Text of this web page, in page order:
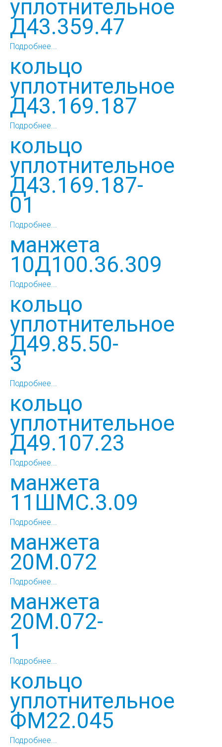
уплотнительное
Д43.359.47
Подробнее...
кольцо
уплотнительное
Д43.169.187
Подробнее...
кольцо
уплотнительное
Д43.169.187-
01
Подробнее...
манжета
10Д100.36.309
Подробнее...
кольцо
уплотнительное
Д49.85.50-
3
Подробнее...
кольцо
уплотнительное
Д49.107.23
Подробнее...
манжета
11ШМС.3.09
Подробнее...
манжета
20М.072
Подробнее...
манжета
20М.072-
1
Подробнее...
кольцо
уплотнительное
ФМ22.045
Подробнее...